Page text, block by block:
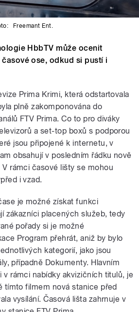
Freemant Ent.
HbbTV může ocenit
ose, odkud si pustí i
Prima Krimi, která odstartovala
plně zakomponována do
FTV Prima. Co to pro diváky
a set-top boxů s podporou
jsou připojené k internetu, v
obsahují v posledním řádku nově
rámci časové lišty se mohou
i vzad.
je možné získat funkci
zákazníci placených služeb, tedy
pořady si je možné
Program přehrát, aniž by bylo
kategorií, jako jsou
případně Dokumenty. Hlavním
v rámci nabídky akvizičních titulů, je
tímto filmem nová stanice před
vysílání. Časová lišta zahrnuje v